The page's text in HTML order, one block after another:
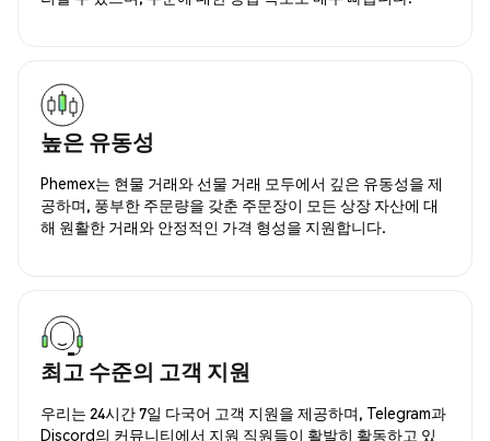
높은 유동성
Phemex는 현물 거래와 선물 거래 모두에서 깊은 유동성을 제
공하며, 풍부한 주문량을 갖춘 주문장이 모든 상장 자산에 대
해 원활한 거래와 안정적인 가격 형성을 지원합니다.
최고 수준의 고객 지원
우리는 24시간 7일 다국어 고객 지원을 제공하며, Telegram과
Discord의 커뮤니티에서 지원 직원들이 활발히 활동하고 있